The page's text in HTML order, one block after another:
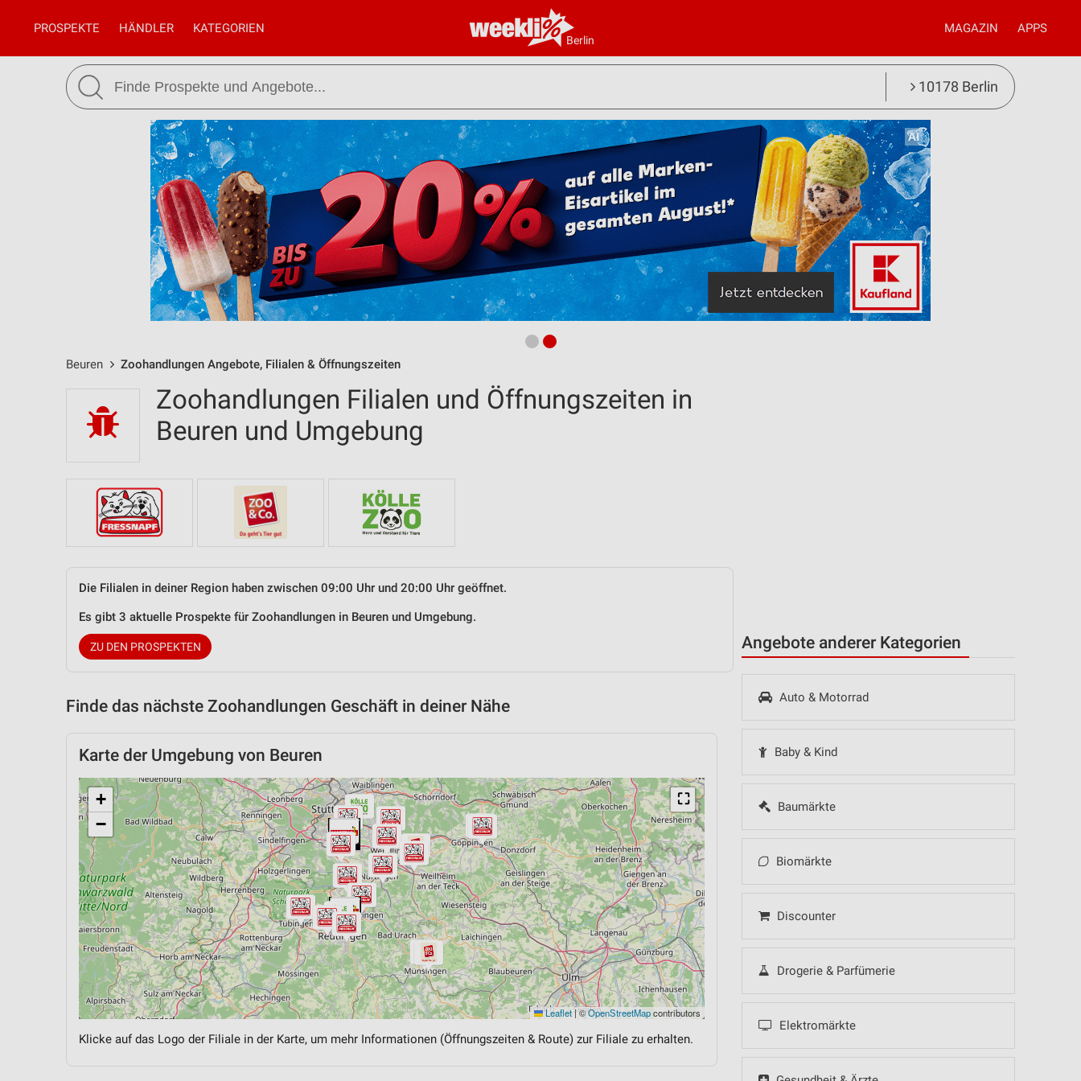
Berlin
PROSPEKTE HÄNDLER KATEGORIEN MAGAZIN APPS
10178 Berlin
Beuren Zoohandlungen Angebote, Filialen & Öffnungszeiten
Angebote anderer Kategorien
Auto & Motorrad
Baby & Kind
Baumärkte
Biomärkte
Discounter
Drogerie & Parfümerie
Elektromärkte
Zoohandlungen Filialen und Öffnungszeiten in
Beuren und Umgebung
Die Filialen in deiner Region haben zwischen 09:00 Uhr und 20:00 Uhr geöffnet.
Es gibt 3 aktuelle Prospekte für Zoohandlungen in Beuren und Umgebung.
ZU DEN PROSPEKTEN
Finde das nächste Zoohandlungen Geschäft in deiner Nähe
Karte der Umgebung von Beuren
⛶
+
−
Leaflet|©OpenStreetMapcontributors
Klicke auf das Logo der Filiale in der Karte, um mehr Informationen (Öffnungszeiten & Route) zur Filiale zu erhalten.